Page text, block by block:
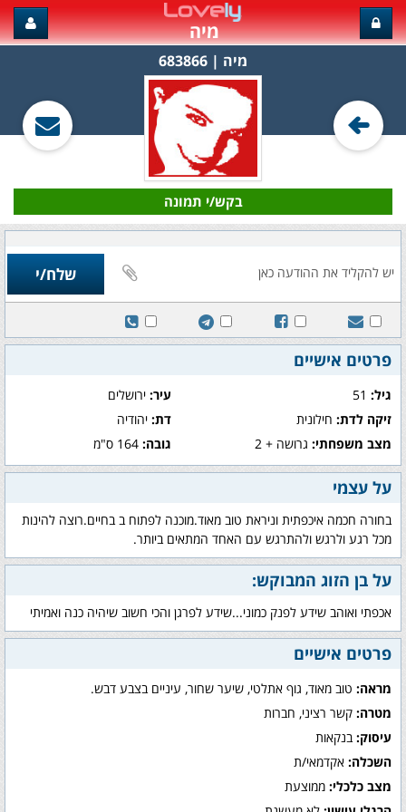
מיה
מיה‏ | 683866
בקש/י תמונה
פרטים אישיים
גיל: עיר:ירושלים
זיקה לדת: חילונית דת:יהודיה
מצב משפחתי: גרושה + 2 גובה:164 ס"מ
על עצמי
בחורה חכמה איכפתית וניראת טוב מאוד.מוכנה לפתוח ב בחיים.רוצה להינות
מכל רגע ולרגש ולהתרגש עם האחד המתאים ביותר.
על בן הזוג המבוקש:
אכפתי ואוהב שידע לפנק כמוני...שידע לפרגן והכי חשוב שיהיה כנה ואמיתי
פרטים אישיים
מראה: טוב מאוד, גוף אתלטי, שיער שחור, עיניים בצבע דבש.
מטרה: קשר רציני, חברות
עיסוק: בנקאות
השכלה: אקדמאי/ת
מצב כלכלי: ממוצעת